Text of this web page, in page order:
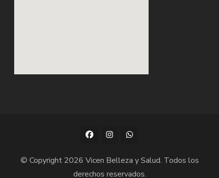
© Copyright 2026 Vicen Belleza y Salud. Todos los
derechos reservados.